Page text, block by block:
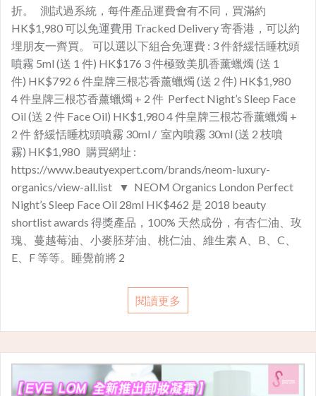
折。 測試過系統，每件產品運費會有不同，買滿約
HK$1,980 可以免運費用 Tracked Delivery 寄香港，可以約
埋朋友一齊買。 可以選以下組合免運費 : 3 件舒緩恬睡枕頭
噴霧 5ml (送 1 件) HK$176 3 件極致美肌香薰蠟燭 (送 1
件) HK$792 6 件皇牌三根芯香薰蠟燭 (送 2 件) HK$1,980
4 件皇牌三根芯香薰蠟燭 + 2 件 Perfect Night’s Sleep Face
Oil (送 2 件 Face Oil) HK$1,980 4 件皇牌三根芯香薰蠟燭 +
2 件 舒緩恬睡枕頭噴霧 30ml / 室內噴霧 30ml (送 2 枝噴
霧) HK$1,980 購買網址 :
https://www.beautyexpert.com/brands/neom-luxury-
organics/view-all.list ▼ NEOM Organics London Perfect
Night’s Sleep Face Oil 28ml HK$462 是 2018 beauty
shortlist awards 得獎產品，100% 天然成份，有杏仁油、玫
瑰、蔓越莓油、小麥胚芽油、桃仁油、維生素 A、B、C、
E、F 等等。睡覺前將 2
閱讀更多